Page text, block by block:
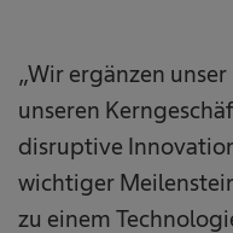
„Wir ergänzen
unseren
disruptive
wichtiger
zu einem